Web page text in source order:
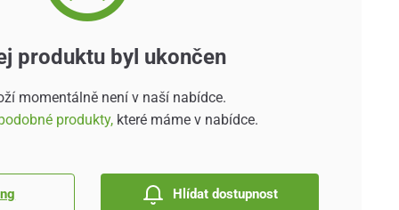
produktu byl ukončen
momentálně není v naší nabídce.
produkty,které máme v nabídce.
Hlídat dostupnost